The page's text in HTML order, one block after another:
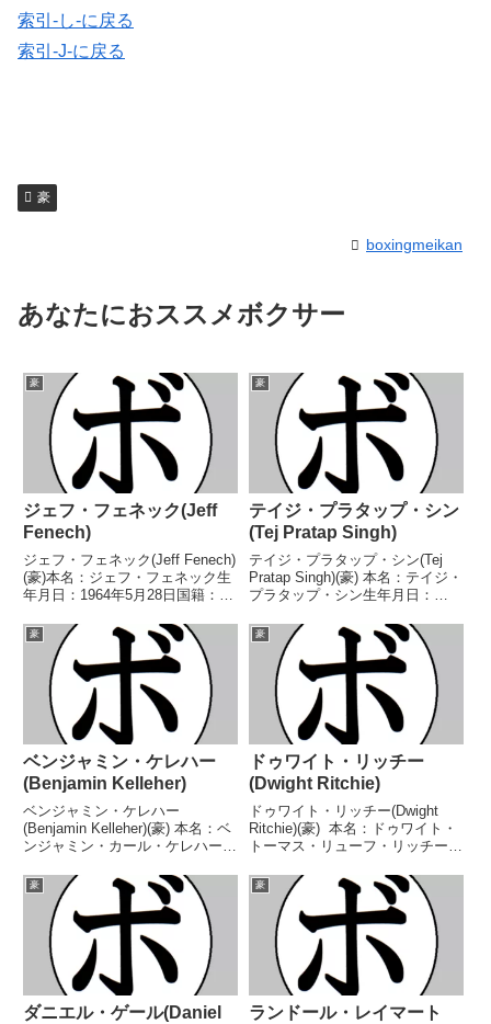
索引-し-に戻る
索引-J-に戻る
豪
boxingmeikan
あなたにおススメボクサー
豪
ジェフ・フェネック(Jeff
Fenech)
ジェフ・フェネック(Jeff Fenech)
(豪)本名：ジェフ・フェネック生
年月日：1964年5月28日国籍：豪
【獲得タイトル】豪-サウスウェ
ールズ州バンタム級王座豪州スー
パーフライ級王座豪州フェザー
級...
豪
テイジ・プラタップ・シン
(Tej Pratap Singh)
テイジ・プラタップ・シン(Tej
Pratap Singh)(豪) 本名：テイジ・
プラタップ・シン生年月日：
(9KO)9敗3分 【獲得タイトル】ニ
ュージーランド8人トーナメント
ミドル級優勝豪州ミドル級王...
豪
ベンジャミン・ケレハー
(Benjamin Kelleher)
ベンジャミン・ケレハー
(Benjamin Kelleher)(豪) 本名：ベ
ンジャミン・カール・ケレハー生
戦績：26戦16勝(5KO)8敗2
分 【獲得タイトル】NBFA豪州ク
ルーザー級王座豪州クルーザー
級...
豪
ドゥワイト・リッチー
(Dwight Ritchie)
ドゥワイト・リッチー(Dwight
Ritchie)(豪) 本名：ドゥワイト・
トーマス・リューフ・リッチー生
戦績：25戦19勝(2KO)2敗4無効試
合 【獲得タイトル】豪州-ビクト
リア州ミドル級王座豪...
豪
ダニエル・ゲール(Daniel
豪
ランドール・レイマート